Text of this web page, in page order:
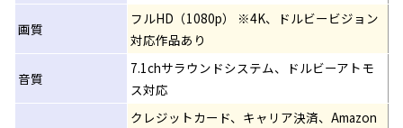
画質
フルHD（1080p） ※4K、ドルビービジョン
対応作品あり
音質
7.1chサラウンドシステム、ドルビーアトモ
ス対応
クレジットカード、キャリア決済、Amazon